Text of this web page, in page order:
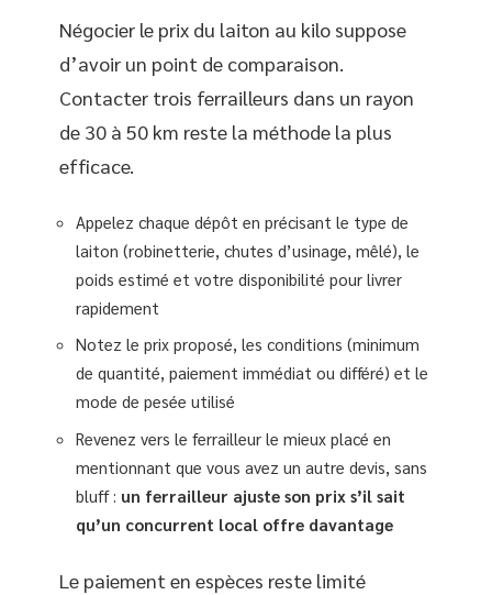
Négocier le prix du laiton au kilo suppose
d’avoir un point de comparaison.
Contacter trois ferrailleurs dans un rayon
de 30 à 50 km reste la méthode la plus
efficace.
Appelez chaque dépôt en précisant le type de
laiton (robinetterie, chutes d’usinage, mêlé), le
poids estimé et votre disponibilité pour livrer
rapidement
Notez le prix proposé, les conditions (minimum
de quantité, paiement immédiat ou différé) et le
mode de pesée utilisé
Revenez vers le ferrailleur le mieux placé en
mentionnant que vous avez un autre devis, sans
bluff : un ferrailleur ajuste son prix s’il sait
qu’un concurrent local offre davantage
Le paiement en espèces reste limité